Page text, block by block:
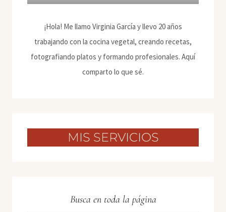
¡Hola! Me llamo Virginia García y llevo 20 años
trabajando con la cocina vegetal, creando recetas,
fotografiando platos y formando profesionales. Aquí
comparto lo que sé.
MIS SERVICIOS
Busca en toda la página